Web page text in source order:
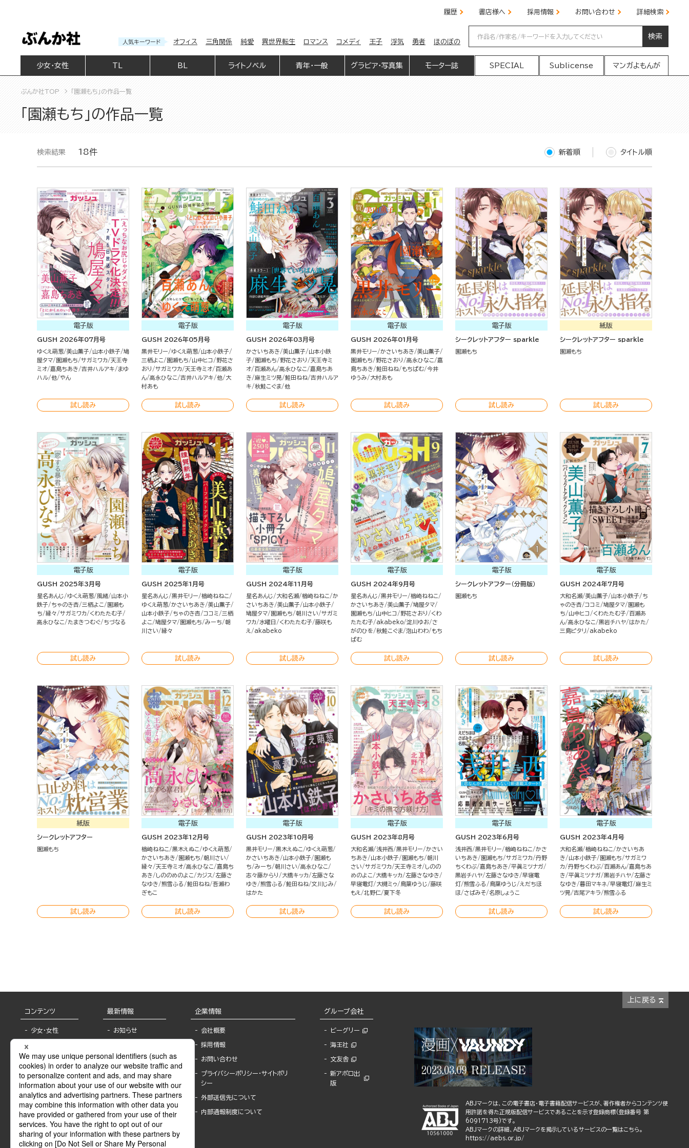
履歴 書店様へ 採用情報 お問い合わせ 詳細検索
人気キーワード オフィス 三角関係 純愛 異世界転生 ロマンス コメディ 王子 浮気 勇者 ほのぼの
検索
少女・女性 BL ライトノベル 青年・一般 グラビア・写真集 モーター誌 SPECIAL Sublicense マンガよもんが
ぶんか社TOP 「園瀬もち」の作品一覧
「園瀬もち」の作品一覧
検索結果 18件 新着順 タイトル順
電子版
GUSH 2026年07月号
ゆくえ萌葱 美山薫子 山本小鉄子 鳩
屋タマ
園瀬もち サガミワカ
天王寺
ミオ 嘉島ちあき 吉井ハルアキ
まゆ
ハル 他 やん
試し読み
電子版
GUSH 2026年05月号
黒井モリー ゆくえ萌葱
山本小鉄子
三栖よこ
園瀬もち 山中ヒコ
野花さ
おり
サガミワカ 天王寺ミオ 百瀬あ
ん 高永ひなこ 吉井ハルアキ 他
大
村あも
試し読み
電子版
GUSH 2026年03月号
かさいちあき 美山薫子
山本小鉄
子
園瀬もち 野花さおり
天王寺ミ
オ 百瀬あん 高永ひなこ
嘉島ちあ
き
麻生ミツ晃 鮭田ねね
吉井ハルア
キ
秋鮭こぐま 他
試し読み
電子版
GUSH 2026年01月号
黒井モリー かさいちあき
美山薫子
園瀬もち
野花さおり 高永ひなこ
嘉
島ちあき
鮭田ねね もちぱむ 今井
ゆうみ
大村あも
試し読み
電子版
シークレットアフター sparkle
園瀬もち
試し読み
紙版
シークレットアフター sparkle
園瀬もち
試し読み
電子版
GUSH 2025年3月号
星名あんじ ゆくえ萌葱 風緒
山本小
鉄子
ちゃのき杏 三栖よこ
園瀬も
ち
縁々 サガミワカ
くわたたむ子
高永ひなこ
たまきつむぐ ちづなる
試し読み
電子版
GUSH 2025年1月号
星名あんじ 黒井モリー
楢崎ねねこ
ゆくえ萌葱 かさいちあき
美山薫子
山本小鉄子
ちゃのき杏 ココミ
三栖
よこ
鳩屋タマ 園瀬もち みーち
朝
川さい
縁々
試し読み
電子版
GUSH 2024年11月号
星名あんじ 大和名瀬 楢崎ねねこ
か
さいちあき
美山薫子
山本小鉄子
鳩屋タマ
園瀬もち 朝川さい
サガミ
ワカ
水曜日 くわたたむ子 藤咲も
え
akabeko
試し読み
電子版
GUSH 2024年9月号
星名あんじ 黒井モリー
楢崎ねねこ
かさいちあき
美山薫子 鳩屋タマ
園瀬もち
山中ヒコ 野花さおり
くわ
たたむ子
akabeko 淀川ゆお さ
がのひを
秋鮭こぐま 泡山わわ もち
ぱむ
試し読み
電子版
シークレットアフター（分冊版）
園瀬もち
試し読み
電子版
GUSH 2024年7月号
大和名瀬 美山薫子 山本小鉄子
ち
ゃのき杏 ココミ 鳩屋タマ
園瀬も
ち
山中ヒコ くわたたむ子 百瀬あ
ん 高永ひなこ 黒岩チハヤ
はかた
三島ピタリ
akabeko
試し読み
紙版
シークレットアフター
園瀬もち
試し読み
電子版
GUSH 2023年12月号
楢崎ねねこ 黒木えぬこ
ゆくえ萌葱
かさいちあき
園瀬もち
朝川さい
縁々
天王寺ミオ 高永ひなこ
嘉島ち
あき
しののめのよこ カジス
左藤さ
なゆき
熊雪ふる 鮭田ねね 吾瀬わ
ぎもこ
試し読み
電子版
GUSH 2023年10月号
黒井モリー 黒木えぬこ
ゆくえ萌葱
かさいちあき
山本小鉄子
園瀬も
ち
みーち 朝川さい
高永ひなこ
志々藤からり
大橋キッカ
左藤さな
ゆき
熊雪ふる 鮭田ねね 文川じみ
はかた
試し読み
電子版
GUSH 2023年8月号
大和名瀬 浅井西 黒井モリー
かさい
ちあき
山本小鉄子 園瀬もち
朝川
さい
サガミワカ 天王寺ミオ
しのの
めのよこ
大橋キッカ
左藤さなゆき
早寝電灯
大槻ミゥ 鳥葉ゆうじ
藤咲
もえ
北野仁 夏下冬
試し読み
電子版
GUSH 2023年6月号
浅井西 黒井モリー 楢崎ねねこ
かさ
いちあき
園瀬もち サガミワカ
丹野
ちくわぶ 嘉島ちあき
平眞ミツナガ
黒岩チハヤ
左藤さなゆき
早寝電
灯 熊雪ふる 鳥葉ゆうじ
えだちほ
ほ さばみそ 名原しょうこ
試し読み
電子版
GUSH 2023年4月号
大和名瀬 楢崎ねねこ
かさいちあ
き
山本小鉄子 園瀬もち
サガミワ
カ
丹野ちくわぶ 百瀬あん 嘉島ちあ
き
平眞ミツナガ 黒岩チハヤ
左藤さ
なゆき
暮田マキネ 早寝電灯 麻生ミ
ツ晃 吉尾アキラ 熊雪ふる
試し読み
上に戻る
コンテンツ
少女・女性
BL
ライトノベル
青年・一般
グラビア・写真
モーター誌
SPECIAL
最新情報
お知らせ
報
書店様へ
海外ライセンシー
公式SNSアカウ
ント
作家一覧
Keyword list
企業情報
会社概要
採用情報
お問い合わせ
プライバシーポリシー・サイトポリ
シー
外部送信先について
内部通報制度について
グループ会社
ビーグリー
海王社
文友舎
新アポロ出
版
ABJマークは、この電子書店・電子書籍配信サービスが、著作権者からコンテンツ使
用許諾を得た正規版配信サービスであることを示す登録商標(登録番号 第
6091713号)です。
ABJマークの詳細、ABJマークを掲示しているサービスの一覧はこちら。
https://aebs.or.jp/